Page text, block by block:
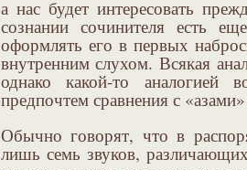
а нас будет интересовать
сознании сочинителя есть
оформлять его в первых
внутренним слухом. Всякая
однако какой-то аналогией
предпочтем сравнения с
Обычно говорят, что в
лишь семь звуков,